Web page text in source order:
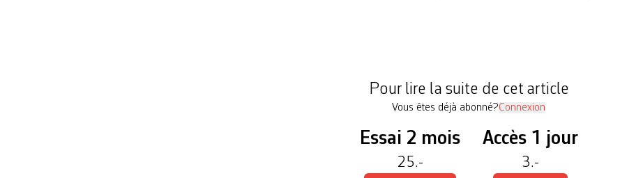
Pour lire la suite de cet article
Vous êtes déjà abonné?Connexion
Essai 2 mois
25.-
Accès 1 jour
3.-